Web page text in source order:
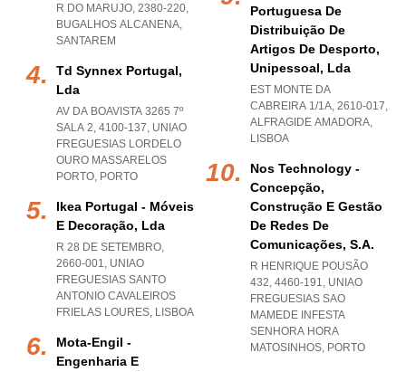
R DO MARUJO, 2380-220,
BUGALHOS ALCANENA,
SANTAREM
Td Synnex Portugal,
Lda
AV DA BOAVISTA 3265 7º
SALA 2, 4100-137, UNIAO
FREGUESIAS LORDELO
OURO MASSARELOS
PORTO, PORTO
Ikea Portugal - Móveis
E Decoração, Lda
R 28 DE SETEMBRO,
2660-001, UNIAO
FREGUESIAS SANTO
ANTONIO CAVALEIROS
FRIELAS LOURES, LISBOA
Mota-Engil -
Engenharia E
Portuguesa De
Distribuição De
Artigos De Desporto,
Unipessoal, Lda
EST MONTE DA
CABREIRA 1/1A, 2610-017,
ALFRAGIDE AMADORA,
LISBOA
Nos Technology -
Concepção,
Construção E Gestão
De Redes De
Comunicações, S.a.
R HENRIQUE POUSÃO
432, 4460-191, UNIAO
FREGUESIAS SAO
MAMEDE INFESTA
SENHORA HORA
MATOSINHOS, PORTO